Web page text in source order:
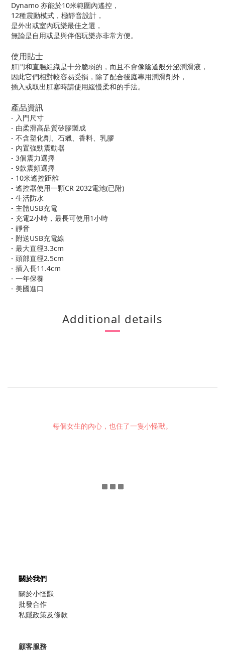
Dynamo 亦能於10米範圍內遙控，
12種震動模式，極靜音設計，
是外出或室內玩樂最佳之選，
無論是自用或是與伴侶玩樂亦非常方便。
使用貼士
肛門和直腸組織是十分脆弱的，而且不會像陰道般分泌潤滑液，
因此它們相對較容易受損，除了配合後庭專用潤滑劑外，
插入或取出肛塞時請使用緩慢柔和的手法。
產品資訊
- 入門尺寸
- 由柔滑高品質矽膠製成
- 不含塑化劑、石蠟、香料、乳膠
- 內置強勁震動器
- 3個震力選擇
- 9款震頻選擇
- 10米遙控距離
- 遙控器使用一顆CR 2032電池(已附)
- 生活防水
- 主體USB充電
- 充電2小時，最長可使用1小時
- 靜音
- 附送USB充電線
- 最大直徑3.3cm
- 頭部直徑2.5cm
- 插入長11.4cm
- 一年保養
- 美國進口
Additional details
每個女生的內心，也住了一隻小怪獸。
關於我們
關於小怪獸
批發合作
私隱政策及條款
顧客服務